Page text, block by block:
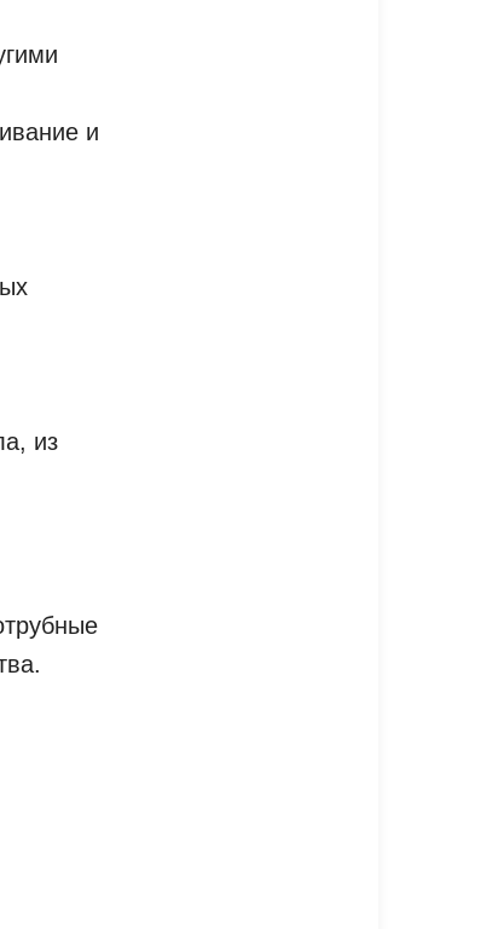
и
из